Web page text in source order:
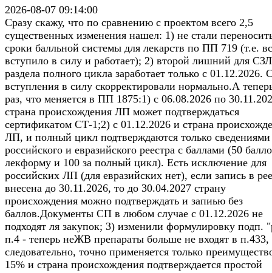
2026-08-07 09:14:00
Сразу скажу, что по сравнению с проектом всего 2,5
существенных изменения нашел: 1) не стали
сроки балльной системы для лекарств по ПП 719 (т.е.
вступило в силу и работает); 2) второй лишний для
раздела полного цикла заработает только с 01.12.2026.
вступления в силу скорректировали нормально.А
раз, что меняется в ПП 1875:1) с 06.08.2026 по
страна происхождения ЛП может подтверждаться
сертификатом СТ-1;2) с 01.12.2026 и страна
ЛП, и полный цикл подтверждаются только сведениями
российского и евразийского реестра с баллами (50
лекформу и 100 за полный цикл). Есть исключение для
российских ЛП (для евразийских нет), если запись в
внесена до 30.11.2026, то до 30.04.2027 страну
происхождения можно подтверждать и запиью без
баллов.Документы СП в любом случае с 01.12.2026 не
подходят ля закупок; 3) изменили формулировку подп.
п.4 - теперь неЖВ препараты больше не входят в п.433,
следовательно, точно применяется только
15% и страна происхождения подтверждается простой